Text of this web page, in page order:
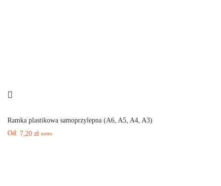
Ramka plastikowa samoprzylepna (A6, A5, A4, A3)
Od: 7,20 zł netto